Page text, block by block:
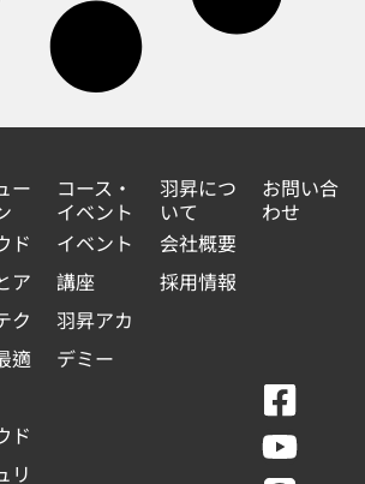
ー
ド
ア
ク
適
ド
リ
コース・
イベント
イベント
講座
羽昇アカ
デミー
羽昇につ
いて
会社概要
採用情報
お問い合
わせ
F
a
c
Y
o
u
L
i
n
L
i
n